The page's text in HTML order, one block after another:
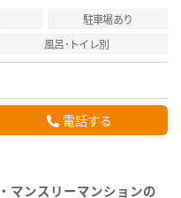
駐車場あり
風呂･トイレ別
電話する
マンスリーマンションの